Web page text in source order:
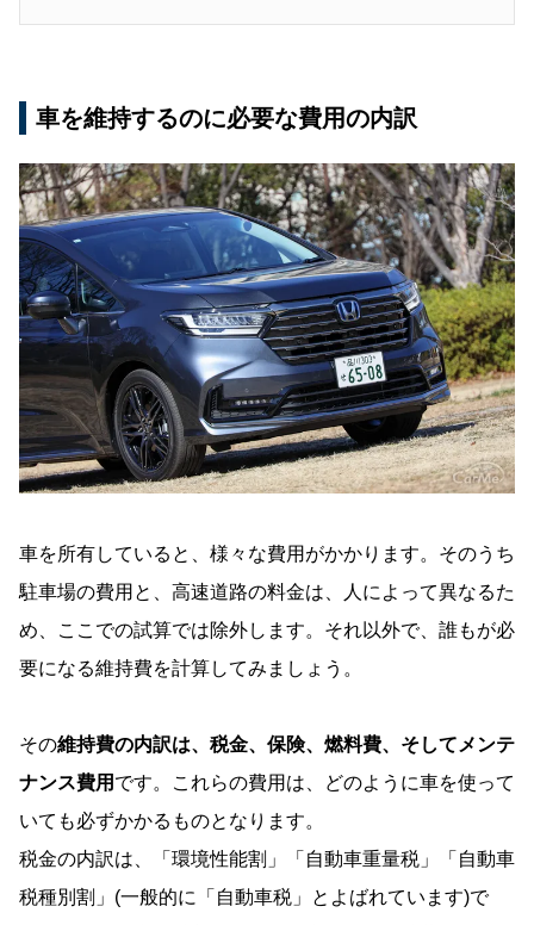
車を維持するのに必要な費用の内訳
車を所有していると、様々な費用がかかります。そのうち
駐車場の費用と、高速道路の料金は、人によって異なるた
め、ここでの試算では除外します。それ以外で、誰もが必
要になる維持費を計算してみましょう。
その維持費の内訳は、税金、保険、燃料費、そしてメンテ
ナンス費用 です。これらの費用は、どのように車を使って
いても必ずかかるものとなります。
税金の内訳は、「環境性能割」「自動車重量税」「自動車
税種別割」(一般的に「自動車税」とよばれています)で